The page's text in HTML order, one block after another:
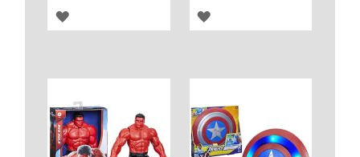
AGREGAR
FAVORITOS
AGREGAR